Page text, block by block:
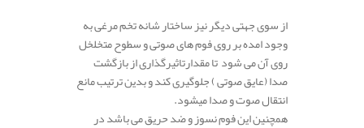
از سوی جهتی دیگر نیز ساختار شانه تخم مرغی به
وجود امده بر روی فوم های صوتی و سطوح متخلخل
روی آن می‌ شود تا مقدارتاثیرگذاری از بازگشت
صدا (عایق صوتی ) جلوگیری کند و بدین ترتیب مانع
انتقال صوت و صدا میشود.
همچنین این فوم نسوز و ضد حریق می باشد در